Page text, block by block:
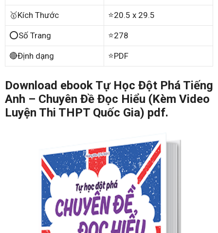
🥇Kích Thước ⭐20.5 x 29.5
⭕Số Trang ⭐278
🔴Định dạng ⭐PDF
Download ebook Tự Học Đột Phá Tiếng
Anh – Chuyên Đề Đọc Hiểu (Kèm Video
Luyện Thi THPT Quốc Gia) pdf.